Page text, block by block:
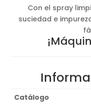
Con el spray
suciedad e
Catálogo